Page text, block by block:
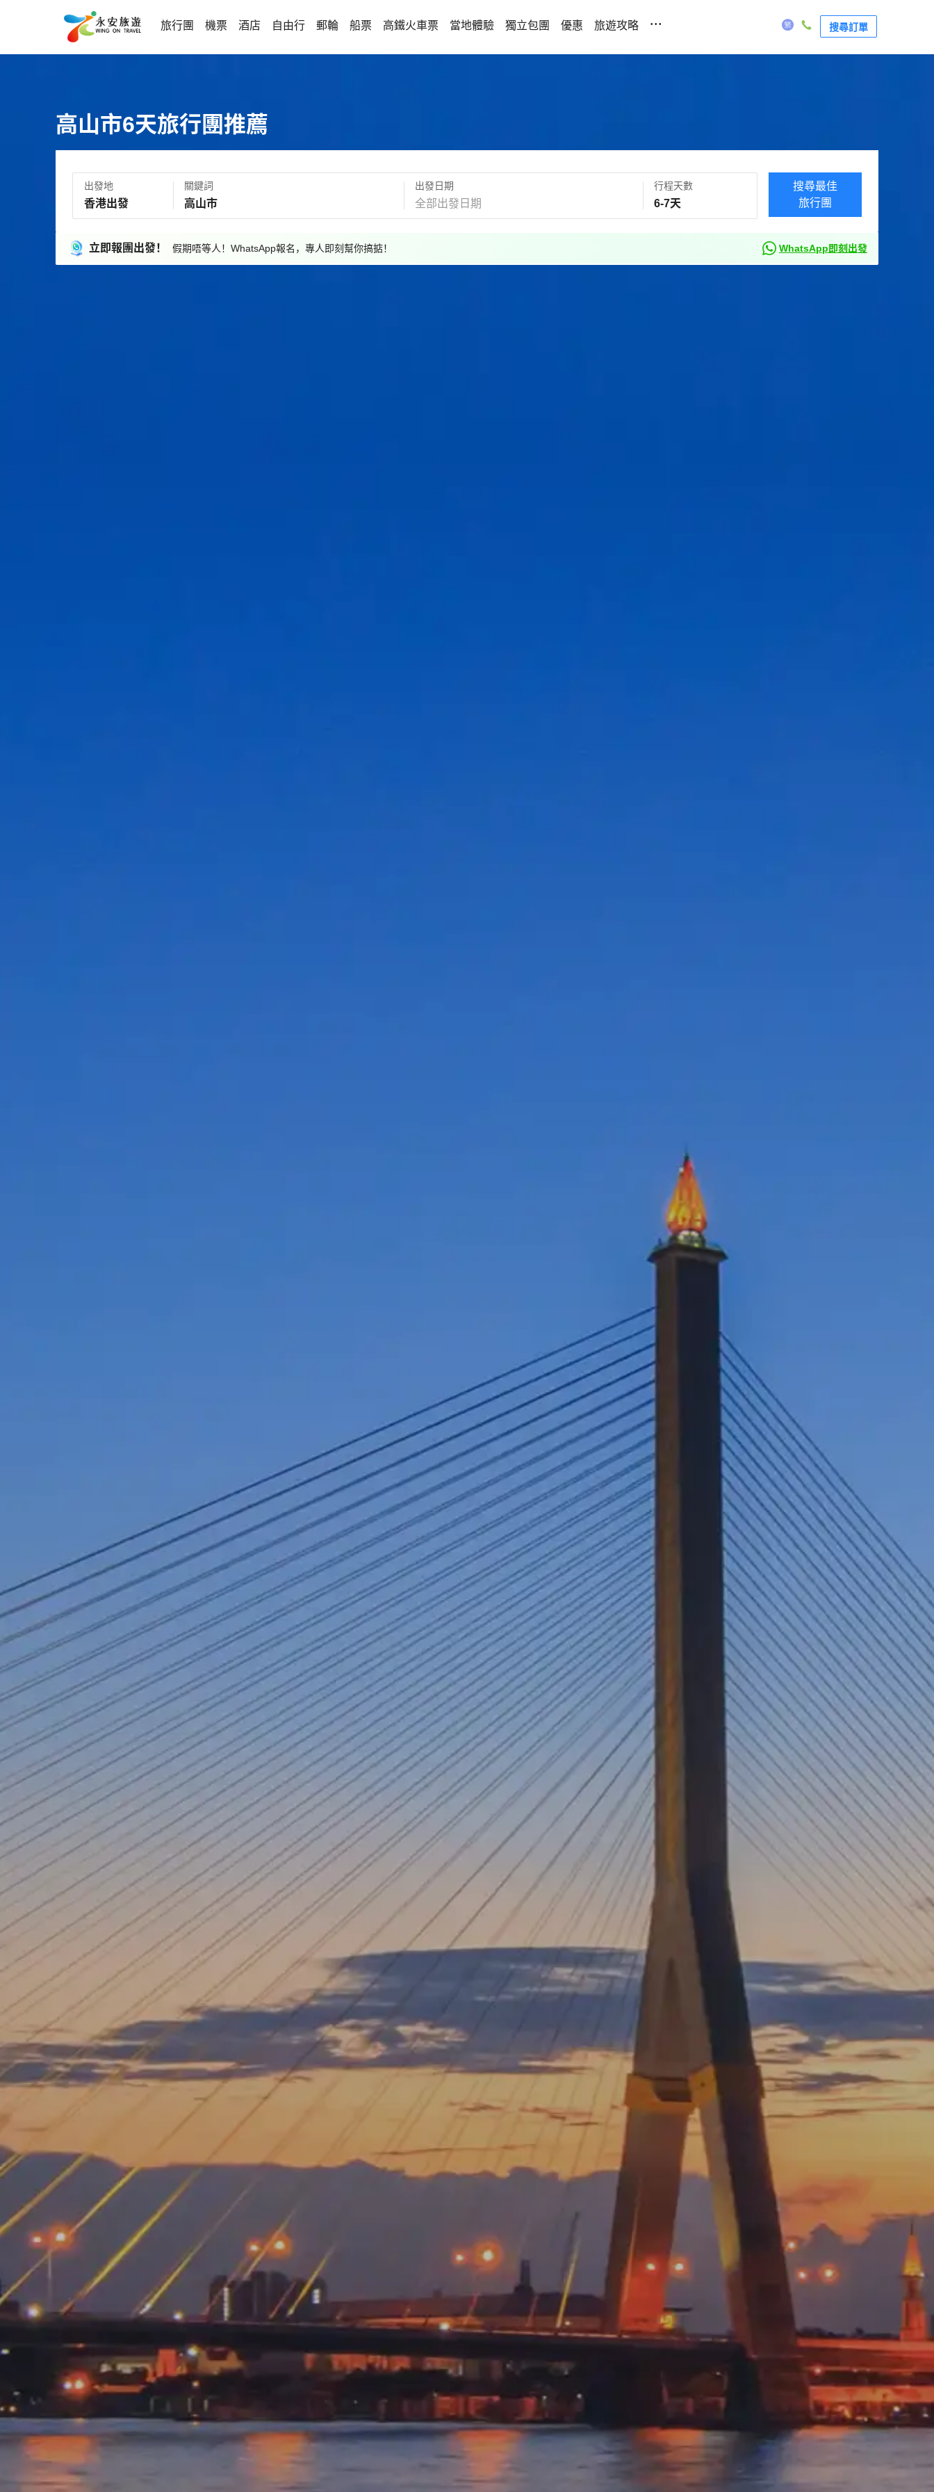
旅行團 機票 酒店 自由行 郵輪 船票 高鐵火車票 當地體驗 獨立包團 優惠 旅遊攻略 ... 搜尋訂單
高山市6天旅行團推薦
出發地 關鍵詞 出發日期 行程天數
搜尋最佳
旅行團
立即報團出發！ 假期唔等人！WhatsApp報名，專人即刻幫你搞掂！ WhatsApp即刻出發